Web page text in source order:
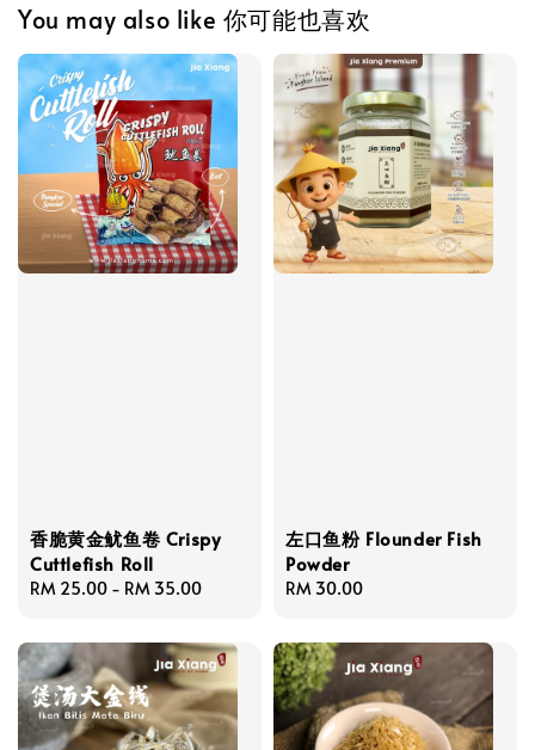
You may also like 你可能也喜欢
香脆黄金鱿鱼卷 Crispy
Cuttlefish Roll
Regular
RM 25.00 - RM 35.00
左口鱼粉 Flounder Fish
Powder
Regular
RM 30.00